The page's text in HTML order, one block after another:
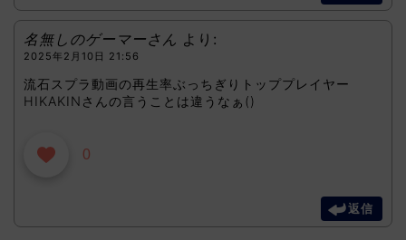
名無しのゲーマーさん より:
2025年2月10日 21:56
流石スプラ動画の再生率ぶっちぎりトッププレイヤー
HIKAKINさんの言うことは違うなぁ()
0
返信